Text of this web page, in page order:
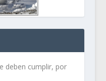
deben cumplir, por